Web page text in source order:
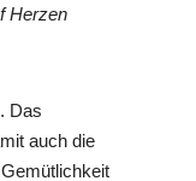
Herzen
Das
auch die